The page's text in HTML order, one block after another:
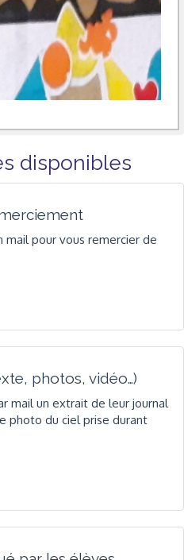
disponibles
mail pour vous remercier de
photos, vidéo…)
mail un extrait de leur journal
photo du ciel prise durant